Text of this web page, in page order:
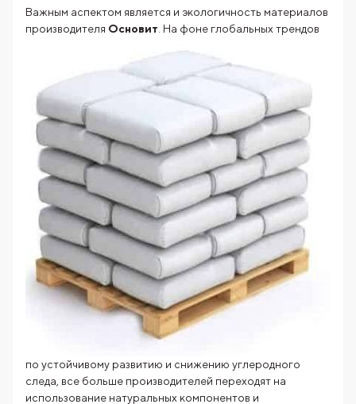
Важным аспектом является и экологичность материалов
производителя Основит . На фоне глобальных трендов
по устойчивому развитию и снижению углеродного
следа, все больше производителей переходят на
использование натуральных компонентов и